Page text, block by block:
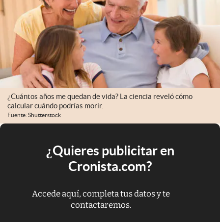
¿Cuántos años me quedan de vida? La ciencia reveló cómo
calcular cuándo podrías morir.
Fuente: Shutterstock
¿Quieres publicitar en
Cronista.com?
Accede aquí, completa tus datos y te
contactaremos.